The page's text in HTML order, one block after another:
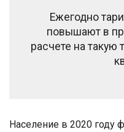
Ежегодно
повышают в
расчете на такую
Население в 2020 году